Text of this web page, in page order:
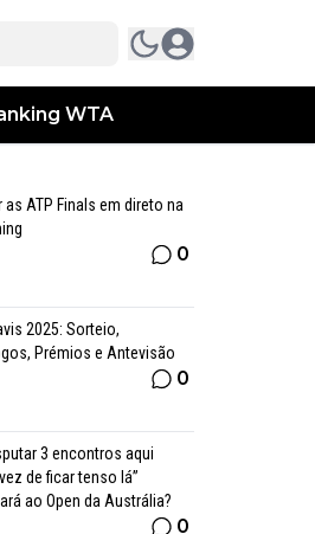
WTA
ATP Finals em direto na
0
2025: Sorteio,
Prémios e Antevisão
0
3 encontros aqui
de ficar tenso lá”
ao Open da Austrália?
0